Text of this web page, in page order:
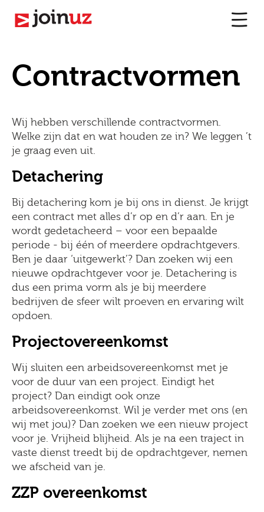
Contractvormen
Wij hebben verschillende contractvormen.
Welke zijn dat en wat houden ze in? We leggen ’t
je graag even uit.
Detachering
Bij detachering kom je bij ons in dienst. Je krijgt
een contract met alles d’r op en d’r aan. En je
wordt gedetacheerd – voor een bepaalde
periode - bij één of meerdere opdrachtgevers.
Ben je daar ‘uitgewerkt’? Dan zoeken wij een
nieuwe opdrachtgever voor je. Detachering is
dus een prima vorm als je bij meerdere
bedrijven de sfeer wilt proeven en ervaring wilt
opdoen.
Projectovereenkomst
Wij sluiten een arbeidsovereenkomst met je
voor de duur van een project. Eindigt het
project? Dan eindigt ook onze
arbeidsovereenkomst. Wil je verder met ons (en
wij met jou)? Dan zoeken we een nieuw project
voor je. Vrijheid blijheid. Als je na een traject in
vaste dienst treedt bij de opdrachtgever, nemen
we afscheid van je.
ZZP overeenkomst